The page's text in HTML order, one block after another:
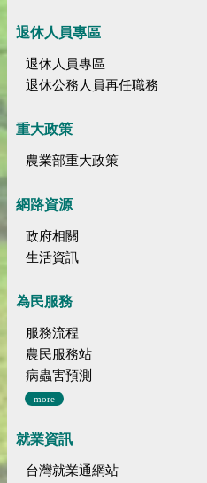
退休人員專區
退休人員專區
退休公務人員再任職務
重大政策
農業部重大政策
網路資源
政府相關
生活資訊
為民服務
服務流程
農民服務站
病蟲害預測
more
就業資訊
台灣就業通網站